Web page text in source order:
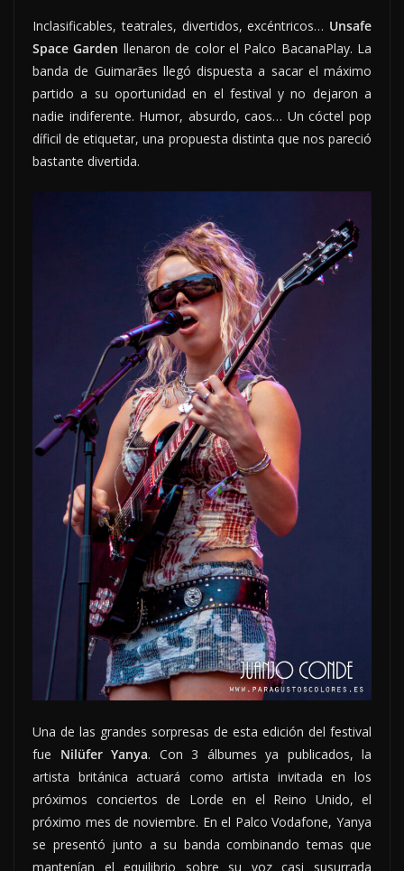
Inclasificables, teatrales, divertidos, excéntricos… Unsafe
Space Garden llenaron de color el Palco BacanaPlay. La
banda de Guimarães llegó dispuesta a sacar el máximo
partido a su oportunidad en el festival y no dejaron a
nadie indiferente. Humor, absurdo, caos… Un cóctel pop
díficil de etiquetar, una propuesta distinta que nos pareció
bastante divertida.
Una de las grandes sorpresas de esta edición del festival
fue Nilüfer Yanya. Con 3 álbumes ya publicados, la
artista británica actuará como artista invitada en los
próximos conciertos de Lorde en el Reino Unido, el
próximo mes de noviembre. En el Palco Vodafone, Yanya
se presentó junto a su banda combinando temas que
mantenían el equilibrio sobre su voz casi susurrada